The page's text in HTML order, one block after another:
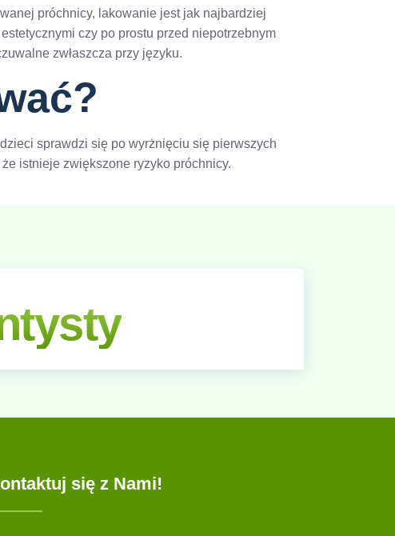
próchnicy, lakowanie jest jak najbardziej
czy po prostu przed niepotrzebnym
zwłaszcza przy języku.
sprawdzi się po wyrżnięciu się pierwszych
istnieje zwiększone ryzyko próchnicy.
się z Nami!